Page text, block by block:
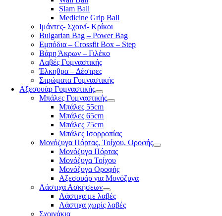
Slam Ball
Medicine Grip Ball
Ιμάντες- Σχοινί- Κρίκοι
Bulgarian Bag – Power Bag
Εμπόδια – Crossfit Box – Step
Βάρη Άκρων – Γιλέκο
Λαβές Γυμναστικής
Έλκηθρα – Δέστρες
Στρώματα Γυμναστικής
Αξεσουάρ Γυμναστικής
Μπάλες Γυμναστικής
Μπάλες 55cm
Μπάλες 65cm
Μπάλες 75cm
Μπάλες Ισορροπίας
Μονόζυγα Πόρτας, Τοίχου, Οροφής
Μονόζυγα Πόρτας
Μονόζυγα Τοίχου
Μονόζυγα Οροφής
Αξεσουάρ για Μονόζυγα
Λάστιχα Ασκήσεων
Λάστιχα με λαβές
Λάστιχα χωρίς λαβές
Σχοινάκια